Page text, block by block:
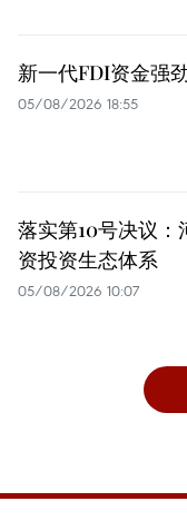
新一代FDI资金强
05/08/2026 18:55
落实第10号决议
资投资生态体系
05/08/2026 10:07